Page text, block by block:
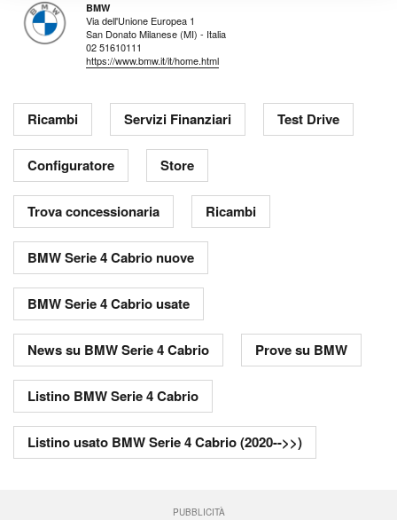
BMW
Via dell'Unione Europea 1
San Donato Milanese (MI) - Italia
02 51610111
https://www.bmw.it/it/home.html
Ricambi Servizi Finanziari Test Drive
Configuratore Store
Trova concessionaria Ricambi
BMW Serie 4 Cabrio nuove
BMW Serie 4 Cabrio usate
News su BMW Serie 4 Cabrio Prove su BMW
Listino BMW Serie 4 Cabrio
Listino usato BMW Serie 4 Cabrio (2020-->>)
PUBBLICITÀ